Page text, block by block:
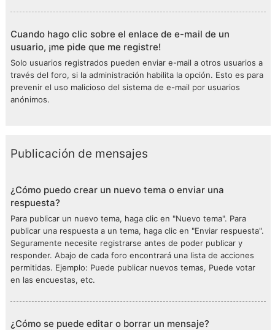
Cuando hago clic sobre el enlace de e-mail de un
usuario, ¡me pide que me registre!
Solo usuarios registrados pueden enviar e-mail a otros usuarios a
través del foro, si la administración habilita la opción. Esto es para
prevenir el uso malicioso del sistema de e-mail por usuarios
anónimos.
Publicación de mensajes
¿Cómo puedo crear un nuevo tema o enviar una
respuesta?
Para publicar un nuevo tema, haga clic en "Nuevo tema". Para
publicar una respuesta a un tema, haga clic en "Enviar respuesta".
Seguramente necesite registrarse antes de poder publicar y
responder. Abajo de cada foro encontrará una lista de acciones
permitidas. Ejemplo: Puede publicar nuevos temas, Puede votar
en las encuestas, etc.
¿Cómo se puede editar o borrar un mensaje?